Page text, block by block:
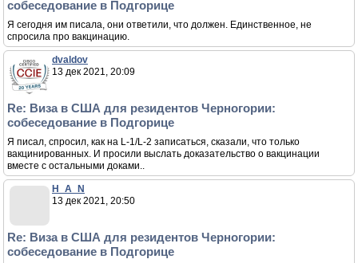
собеседование в Подгорице
Я сегодня им писала, они ответили, что должен. Единственное, не
спросила про вакцинацию.
dvaldov
13 дек 2021, 20:09
Re: Виза в США для резидентов Черногории:
собеседование в Подгорице
Я писал, спросил, как на L-1/L-2 записаться, сказали, что только
вакцинированных. И просили выслать доказательство о вакцинации
вместе с остальными доками..
H_A_N
13 дек 2021, 20:50
Re: Виза в США для резидентов Черногории:
собеседование в Подгорице